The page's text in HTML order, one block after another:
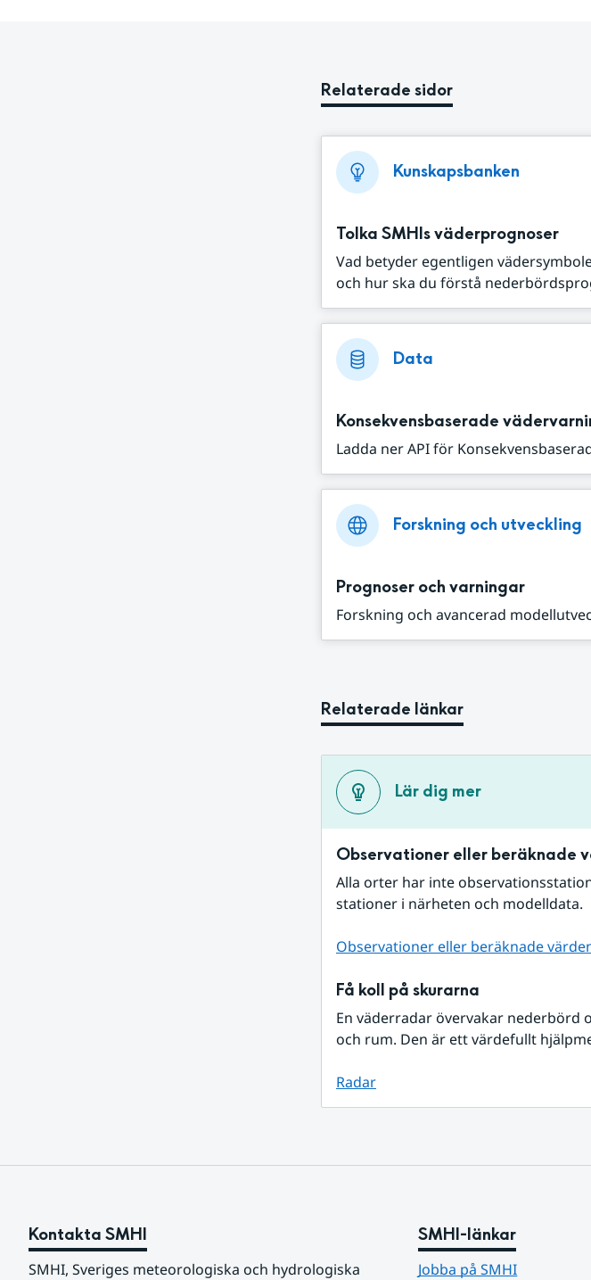
Relaterade sidor
Kunskapsbanken
Tolka SMHIs väderprognoser
Vad betyder egentligen
och hur ska du förstå
Data
Konsekvensbaserade
Ladda ner API för
Forskning och utveckling
Prognoser och varningar
Forskning och avancerad
Relaterade länkar
Lär dig mer
Observationer eller beräknade
Alla orter har inte
stationer i närheten och modelldata.
Observationer eller beräknade
Få koll på skurarna
En väderradar övervakar nederbörd
och rum. Den är ett värdefullt
Radar
Kontakta SMHI
SMHI, Sveriges meteorologiska och hydrologiska
SMHI-länkar
Jobba på SMHI